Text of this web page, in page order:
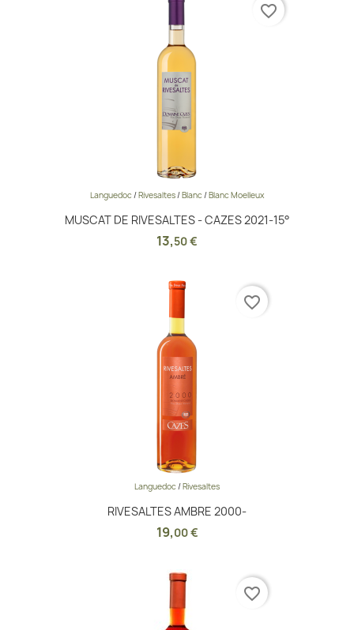
Languedoc/Rivesaltes/Blanc/Blanc Moelleux
MUSCAT DE RIVESALTES - CAZES 2021-15°
13,50 €
favorite_border
Languedoc/Rivesaltes
RIVESALTES AMBRE 2000-
19,00 €
favorite_border
favorite_border